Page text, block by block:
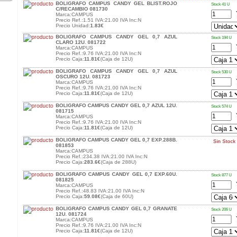
BOLIGRAFO CAMPUS CANDY GEL BLIST.ROJO
C/RECAMBIO 081730
Marca:CAMPUS
Precio Ref.:1.51 IVA:21.00 IVA Inc:N
Precio Unidad:1.83€
Stock 41 U
BOLIGRAFO CAMPUS CANDY GEL 0,7 AZUL
CLARO 12U. 081722
Marca:CAMPUS
Precio Ref.:9.76 IVA:21.00 IVA Inc:N
Precio Caja:11.81€(Caja de 12U)
Stock 194 U
BOLIGRAFO CAMPUS CANDY GEL 0,7 AZUL
OSCURO 12U. 081723
Marca:CAMPUS
Precio Ref.:9.76 IVA:21.00 IVA Inc:N
Precio Caja:11.81€(Caja de 12U)
Stock 530 U
BOLIGRAFO CAMPUS CANDY GEL 0,7 AZUL 12U.
081715
Marca:CAMPUS
Precio Ref.:9.76 IVA:21.00 IVA Inc:N
Precio Caja:11.81€(Caja de 12U)
Stock 574 U
BOLIGRAFO CAMPUS CANDY GEL 0,7 EXP.288B.
081853
Marca:CAMPUS
Precio Ref.:234.38 IVA:21.00 IVA Inc:N
Precio Caja:283.6€(Caja de 288U)
Sin Stock
BOLIGRAFO CAMPUS CANDY GEL 0,7 EXP.60U.
081825
Marca:CAMPUS
Precio Ref.:48.83 IVA:21.00 IVA Inc:N
Precio Caja:59.08€(Caja de 60U)
Stock 877 U
BOLIGRAFO CAMPUS CANDY GEL 0,7 GRANATE
12U. 081724
Marca:CAMPUS
Precio Ref.:9.76 IVA:21.00 IVA Inc:N
Precio Caja:11.81€(Caja de 12U)
Stock 206 U